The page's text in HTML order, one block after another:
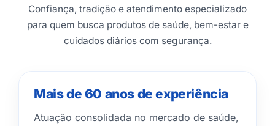
Confiança, tradição e atendimento especializado
para quem busca produtos de saúde, bem-estar e
cuidados diários com segurança.
Mais de 60 anos de experiência
Atuação consolidada no mercado de saúde,